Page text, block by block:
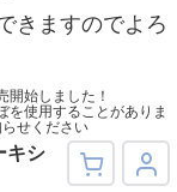
きますのでよろ
開始しました！
を使用することがありま
せください
キシ